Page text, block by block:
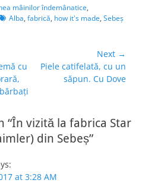
mâinilor îndemânatice,
Alba, fabrică, how it's made, Sebeş
cu
Next →
Next
Piele catifelată, cu un
săpun. Cu Dove
“În vizită la fabrica Star
din Sebeș”
at 3:28 AM